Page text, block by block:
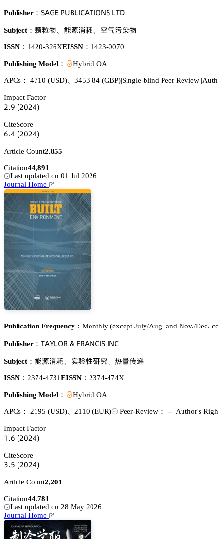
Publisher： 偌嵻佥乊 鵝侶愨欄喊。嵻穫喊鵣沟偌 欄穫枀
Subject： 穦鼔醑、 㮝㡤螴鏕、 瞫瑖罡㿤醑
ISSN： 1420-326XEISSN： 1423-0070
Publishing Model： Hybrid OA
APCs： 4710 (USD)、 3453.84 (GBP)|Single-blind Peer Review |
Impact Factor
缗.䟕 (缗蔡缗鋺)
CiteScore
炆.鋺 (缗蔡缗鋺)
Article Count2,855
Citation44,891
Last updated on 01 Jul 2026
Journal Home
Publication Frequency： Monthly (except July/Aug. and Nov./Dec.
Publisher： 穫嵻巨欄鵣葤 & 彦葤嵻沟。喊偌 喊沟。
Subject： 㮝㡤螴鏕 䐵娞焬簾䘠 獠䪆卢㵀
ISSN： 2374-4731EISSN： 2374-474X
Publishing Model： Hybrid OA
APCs： 2195 (USD) 2110 (EUR) |Peer-Review： -- |Author's
Impact Factor
声.炆 (缗蔡缗鋺)
CiteScore
杚.逦 (缗蔡缗鋺)
Article Count2,201
Citation44,781
Last updated on 28 May 2026
Journal Home